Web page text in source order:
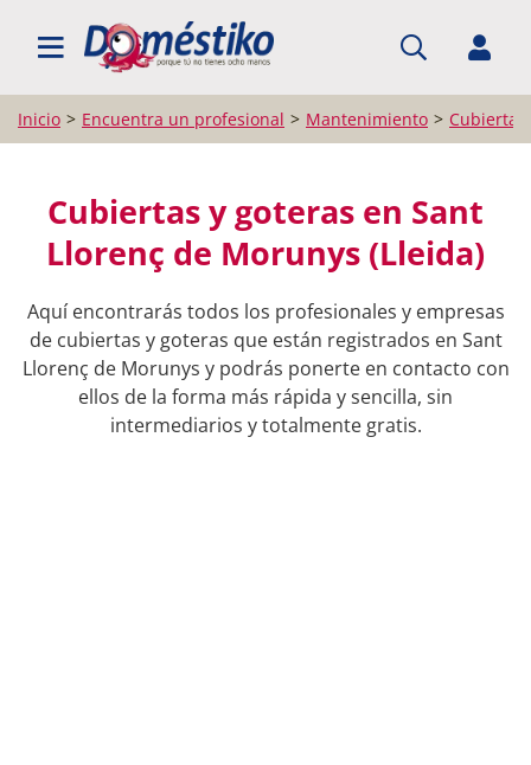
BUSCAR PROFESIONALES
Inicio Encuentra un profesional Mantenimiento
Cubiertas y goteras en Sant
Llorenç de Morunys (Lleida)
Aquí encontrarás todos los profesionales y empresas
de cubiertas y goteras que están registrados en Sant
Llorenç de Morunys y podrás ponerte en contacto con
ellos de la forma más rápida y sencilla, sin
intermediarios y totalmente gratis.